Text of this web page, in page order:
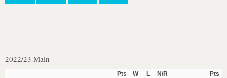
2022/23 Main
Pts W L N/R
Pts